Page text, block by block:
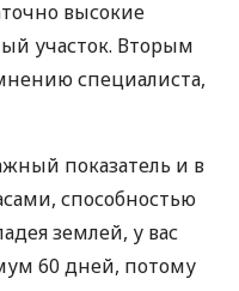
высокие
участок. Вторым
специалиста,
показатель и в
способностью
землей, у вас
60 дней, потому